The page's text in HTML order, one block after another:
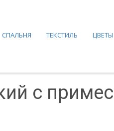
СПАЛЬНЯ ТЕКСТИЛЬ ЦВЕТЫ
с